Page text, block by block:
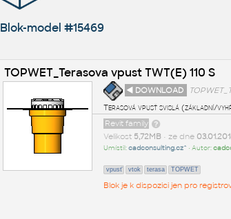
Blok-model #15469
TOPWET_Terasova vpust TWT(E) 110 S
◄ DOWNLOAD
Terasová vpusť svislá (základní/
Revit family
Velikost 5,72MB• ze dne
Umístil:cadconsulting.cz^ • Autor:
vpusť vtok terasa TOPWET
Blok je k dispozici jen pro